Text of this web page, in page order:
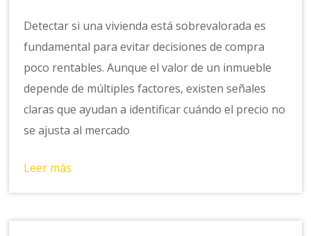
Detectar si una vivienda está sobrevalorada es
fundamental para evitar decisiones de compra
poco rentables. Aunque el valor de un inmueble
depende de múltiples factores, existen señales
claras que ayudan a identificar cuándo el precio no
se ajusta al mercado
Leer más